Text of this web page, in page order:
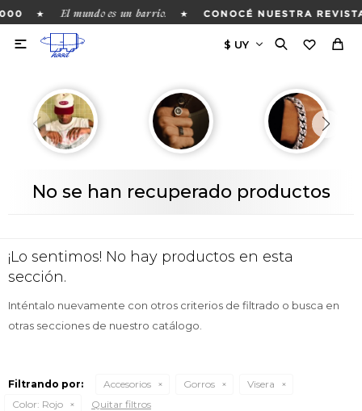
★ El mundo es un barrio. ★ CONOCÉ NUESTRA

No se han recuperado productos
¡Lo sentimos! No hay productos en esta
sección.
Inténtalo nuevamente con otros criterios de filtrado o busca en
otras secciones de nuestro catálogo.
Filtrando por: Accesorios Gorros
Visera
Color: Rojo Quitar filtros